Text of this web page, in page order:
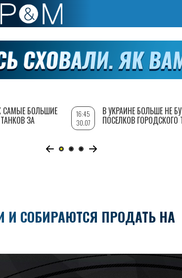
И СОБИРАЮТСЯ ПРОДАТЬ НА
САМЫЕ БОЛЬШИЕ
ЗА
16:45
30.07
В УКРАИНЕ БОЛЬШЕ НЕ
ПОСЕЛКОВ ГОРОДСКОГО